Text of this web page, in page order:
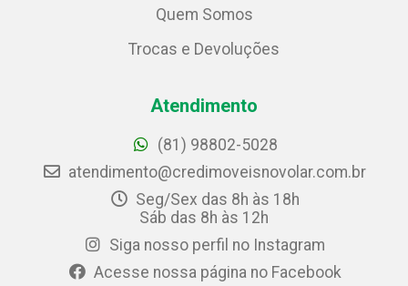
Quem Somos
Trocas e Devoluções
Atendimento
(81) 98802-5028
atendimento@credimoveisnovolar.com.br
Seg/Sex das 8h às 18h
Sáb das 8h às 12h
Siga nosso perfil no Instagram
Acesse nossa página no Facebook